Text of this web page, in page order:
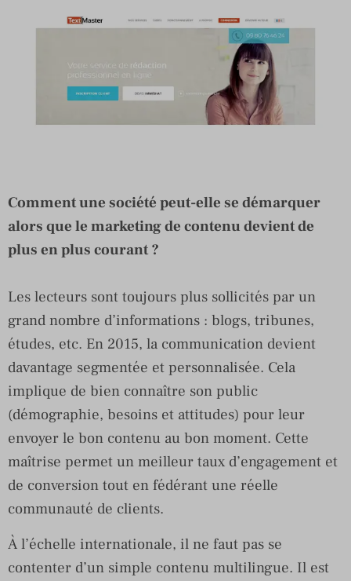
Comment une société peut-elle se démarquer
alors que le marketing de contenu devient de
plus en plus courant ?
Les lecteurs sont toujours plus sollicités par un
grand nombre d’informations : blogs, tribunes,
études, etc. En 2015, la communication devient
davantage segmentée et personnalisée. Cela
implique de bien connaître son public
(démographie, besoins et attitudes) pour leur
envoyer le bon contenu au bon moment. Cette
maîtrise permet un meilleur taux d’engagement et
de conversion tout en fédérant une réelle
communauté de clients.
À l’échelle internationale, il ne faut pas se
contenter d’un simple contenu multilingue. Il est